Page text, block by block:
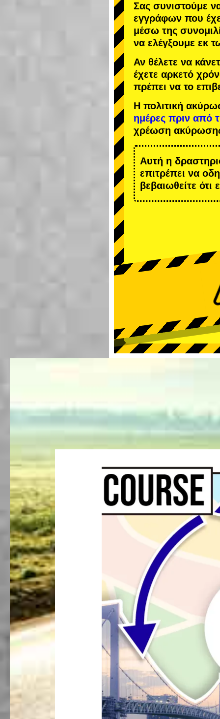
Σας συνιστούμε
εγγράφων που
μέσω της
να ελέγξουμε εκ
Αν θέλετε να
έχετε αρκετό
πρέπει να το
Η πολιτική
ημέρες πριν από
χρέωση
Αυτή η
επιτρέπει να
βεβαιωθείτε ότι